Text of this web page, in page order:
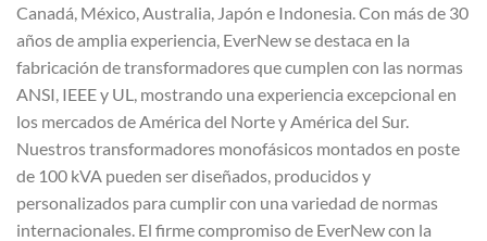
Canadá, México, Australia, Japón e Indonesia. Con más de 30
años de amplia experiencia, EverNew se destaca en la
fabricación de transformadores que cumplen con las normas
ANSI, IEEE y UL, mostrando una experiencia excepcional en
los mercados de América del Norte y América del Sur.
Nuestros transformadores monofásicos montados en poste
de 100 kVA pueden ser diseñados, producidos y
personalizados para cumplir con una variedad de normas
internacionales. El firme compromiso de EverNew con la